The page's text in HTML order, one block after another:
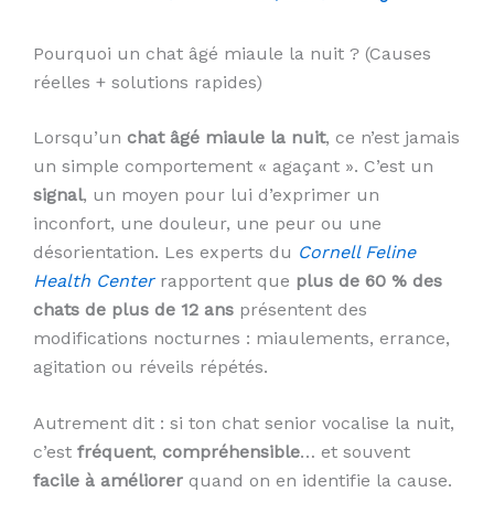
Pourquoi un chat âgé miaule la nuit ? (Causes
réelles + solutions rapides)
Lorsqu’un chat âgé miaule la nuit, ce n’est jamais
un simple comportement « agaçant ». C’est un
signal, un moyen pour lui d’exprimer un
inconfort, une douleur, une peur ou une
désorientation. Les experts du Cornell Feline
Health Center rapportent que plus de 60 % des
chats de plus de 12 ans présentent des
modifications nocturnes : miaulements, errance,
agitation ou réveils répétés.
Autrement dit : si ton chat senior vocalise la nuit,
c’est fréquent, compréhensible… et souvent
facile à améliorer quand on en identifie la cause.